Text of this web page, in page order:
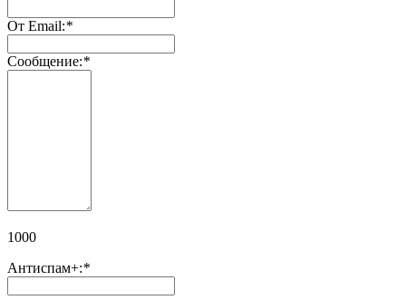
От Email:*
Сообщение:*
1000
Антиспам+:*